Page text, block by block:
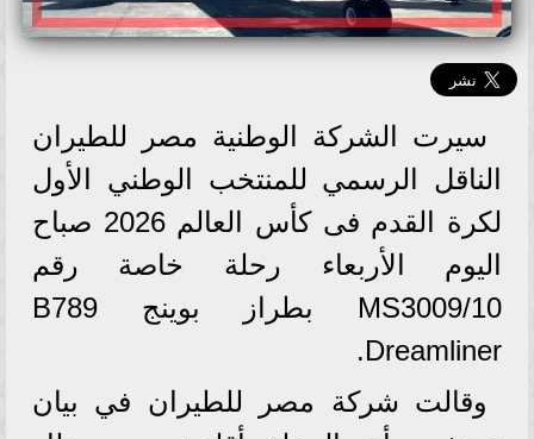
سيرت الشركة الوطنية مصر للطيران
الناقل الرسمي للمنتخب الوطني الأول
لكرة القدم فى كأس العالم 2026 صباح
اليوم الأربعاء رحلة خاصة رقم
MS3009/10 بطراز بوينج B789
Dreamliner.
وقالت شركة مصر للطيران في بيان